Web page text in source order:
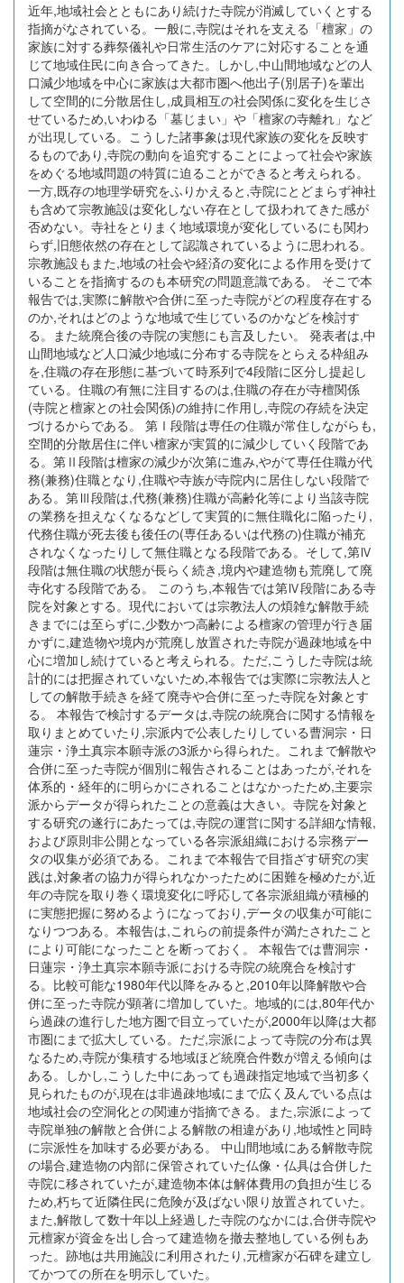
近年,地域社会とともにあり続けた寺院が消滅していくとする
指摘がなされている。一般に,寺院はそれを支える「檀家」の
家族に対する葬祭儀礼や日常生活のケアに対応することを通
じて地域住民に向き合ってきた。しかし,中山間地域などの人
口減少地域を中心に家族は大都市圏へ他出子(別居子)を輩出
して空間的に分散居住し,成員相互の社会関係に変化を生じさ
せているため,いわゆる「墓じまい」や「檀家の寺離れ」など
が出現している。こうした諸事象は現代家族の変化を反映す
るものであり,寺院の動向を追究することによって社会や家族
をめぐる地域問題の特質に迫ることができると考えられる。
一方,既存の地理学研究をふりかえると,寺院にとどまらず神社
も含めて宗教施設は変化しない存在として扱われてきた感が
否めない。寺社をとりまく地域環境が変化しているにも関わ
らず,旧態依然の存在として認識されているように思われる。
宗教施設もまた,地域の社会や経済の変化による作用を受けて
いることを指摘するのも本研究の問題意識である。 そこで本
報告では,実際に解散や合併に至った寺院がどの程度存在する
のか,それはどのような地域で生じているのかなどを検討す
る。また統廃合後の寺院の実態にも言及したい。 発表者は,中
山間地域など人口減少地域に分布する寺院をとらえる枠組み
を,住職の存在形態に基づいて時系列で4段階に区分し提起し
ている。住職の有無に注目するのは,住職の存在が寺檀関係
(寺院と檀家との社会関係)の維持に作用し,寺院の存続を決定
づけるからである。 第Ⅰ段階は専任の住職が常住しながらも,
空間的分散居住に伴い檀家が実質的に減少していく段階であ
る。第Ⅱ段階は檀家の減少が次第に進み,やがて専任住職が代
務(兼務)住職となり,住職や寺族が寺院内に居住しない段階で
ある。第Ⅲ段階は,代務(兼務)住職が高齢化等により当該寺院
の業務を担えなくなるなどして実質的に無住職化に陥ったり,
代務住職が死去後も後任の(専任あるいは代務の)住職が補充
されなくなったりして無住職となる段階である。そして,第Ⅳ
段階は無住職の状態が長らく続き,境内や建造物も荒廃して廃
寺化する段階である。 このうち,本報告では第Ⅳ段階にある寺
院を対象とする。現代においては宗教法人の煩雑な解散手続
きまでには至らずに,少数かつ高齢による檀家の管理が行き届
かずに,建造物や境内が荒廃し放置された寺院が過疎地域を中
心に増加し続けていると考えられる。ただ,こうした寺院は統
計的には把握されていないため,本報告では実際に宗教法人と
しての解散手続きを経て廃寺や合併に至った寺院を対象とす
る。 本報告で検討するデータは,寺院の統廃合に関する情報を
取りまとめていたり,宗派内で公表したりしている曹洞宗・日
蓮宗・浄土真宗本願寺派の3派から得られた。これまで解散や
合併に至った寺院が個別に報告されることはあったが,それを
体系的・経年的に明らかにされることはなかったため,主要宗
派からデータが得られたことの意義は大きい。寺院を対象と
する研究の遂行にあたっては,寺院の運営に関する詳細な情報,
および原則非公開となっている各宗派組織における宗務デー
タの収集が必須である。これまで本報告で目指ざす研究の実
践は,対象者の協力が得られなかったために困難を極めたが,近
年の寺院を取り巻く環境変化に呼応して各宗派組織が積極的
に実態把握に努めるようになっており,データの収集が可能に
なりつつある。本報告は,これらの前提条件が満たされたこと
により可能になったことを断っておく。 本報告では曹洞宗・
日蓮宗・浄土真宗本願寺派における寺院の統廃合を検討す
る。比較可能な1980年代以降をみると,2010年以降解散や合
併に至った寺院が顕著に増加していた。地域的には,80年代か
ら過疎の進行した地方圏で目立っていたが,2000年以降は大都
市圏にまで拡大している。ただ,宗派によって寺院の分布は異
なるため,寺院が集積する地域ほど統廃合件数が増える傾向は
ある。しかし,こうした中にあっても過疎指定地域で当初多く
見られたものが,現在は非過疎地域にまで広く及んでいる点は
地域社会の空洞化との関連が指摘できる。また,宗派によって
寺院単独の解散と合併による解散の相違があり,地域性と同時
に宗派性を加味する必要がある。 中山間地域にある解散寺院
の場合,建造物の内部に保管されていた仏像・仏具は合併した
寺院に移されていたが,建造物本体は解体費用の負担が生じる
ため,朽ちて近隣住民に危険が及ばない限り放置されていた。
また,解散して数十年以上経過した寺院のなかには,合併寺院や
元檀家が資金を出し合って建造物を撤去整地している例もあ
った。跡地は共用施設に利用されたり,元檀家が石碑を建立し
てかつての所在を明示していた。